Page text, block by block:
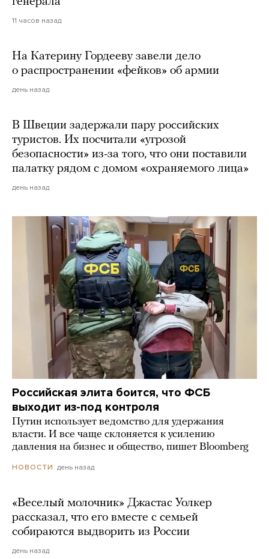
11 часов назад
На Катерину Гордееву завели дело
о распространении «фейков» об армии
день назад
В Швеции задержали пару российских
туристов. Их посчитали «угрозой
безопасности» из-за того, что они поставили
палатку рядом с домом «охраняемого лица»
день назад
Российская элита боится, что ФСБ
выходит из-под контроля
Путин использует ведомство для удержания
власти. И все чаще склоняется к усилению
давления на бизнес и общество, пишет Bloomberg
НОВОСТИ день назад
«Веселый молочник» Джастас Уолкер
рассказал, что его вместе с семьей
собираются выдворить из России
день назад